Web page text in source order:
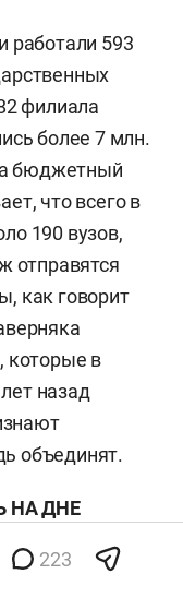
работали 593
филиала
более 7 млн.
бюджетный
что всего в
190 вузов,
отправятся
как говорит
которые в
назад
объединят.
НА ДНЕ
223